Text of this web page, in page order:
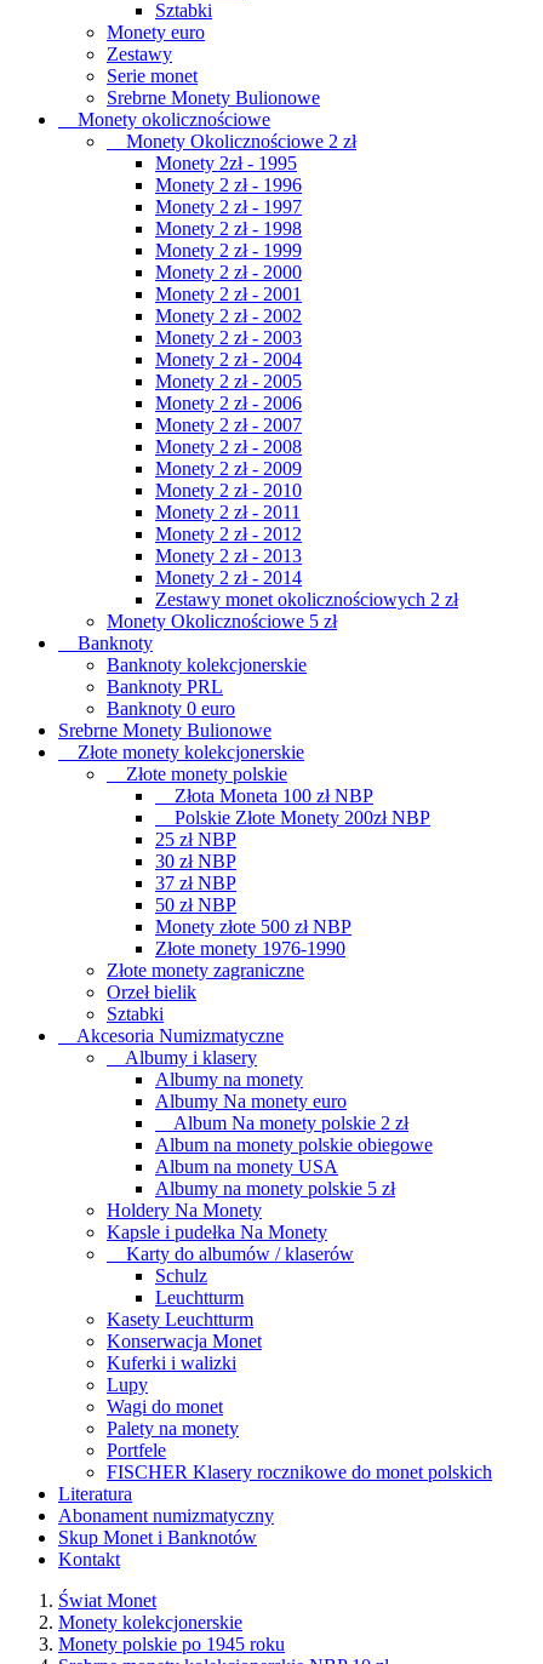
Sztabki
Monety euro
Zestawy
Serie monet
Srebrne Monety Bulionowe
Monety okolicznościowe
Monety Okolicznościowe 2 zł
Monety 2zł - 1995
Monety 2 zł - 1996
Monety 2 zł - 1997
Monety 2 zł - 1998
Monety 2 zł - 1999
Monety 2 zł - 2000
Monety 2 zł - 2001
Monety 2 zł - 2002
Monety 2 zł - 2003
Monety 2 zł - 2004
Monety 2 zł - 2005
Monety 2 zł - 2006
Monety 2 zł - 2007
Monety 2 zł - 2008
Monety 2 zł - 2009
Monety 2 zł - 2010
Monety 2 zł - 2011
Monety 2 zł - 2012
Monety 2 zł - 2013
Monety 2 zł - 2014
Zestawy monet okolicznościowych 2 zł
Monety Okolicznościowe 5 zł
Banknoty
Banknoty kolekcjonerskie
Banknoty PRL
Banknoty 0 euro
Srebrne Monety Bulionowe
Złote monety kolekcjonerskie
Złote monety polskie
Złota Moneta 100 zł NBP
Polskie Złote Monety 200zł NBP
25 zł NBP
30 zł NBP
37 zł NBP
50 zł NBP
Monety złote 500 zł NBP
Złote monety 1976-1990
Złote monety zagraniczne
Orzeł bielik
Sztabki
Akcesoria Numizmatyczne
Albumy i klasery
Albumy na monety
Albumy Na monety euro
Album Na monety polskie 2 zł
Album na monety polskie obiegowe
Album na monety USA
Albumy na monety polskie 5 zł
Holdery Na Monety
Kapsle i pudełka Na Monety
Karty do albumów / klaserów
Schulz
Leuchtturm
Kasety Leuchtturm
Konserwacja Monet
Kuferki i walizki
Lupy
Wagi do monet
Palety na monety
Portfele
FISCHER Klasery rocznikowe do monet polskich
Literatura
Abonament numizmatyczny
Skup Monet i Banknotów
Kontakt
Świat Monet
Monety kolekcjonerskie
Monety polskie po 1945 roku